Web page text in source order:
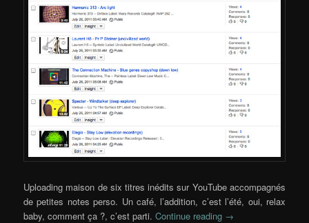
Uploading maison de six titres inédits sur YouTube accompagnés
de petites notes perso. Un café, l’addition, c’est l’été, oui, relax
baby, comment ça ?, c’est parti.Continue reading →